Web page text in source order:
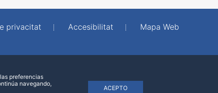
privacitat Accesibilitat
Mapa Web
preferencias
navegando,
ACEPTO